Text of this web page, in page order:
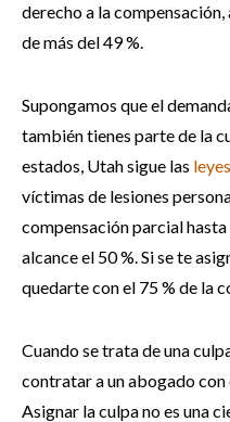
derecho a la
de más del 49 %.
Supongamos que el
también tienes parte de la
estados, Utah sigue las
víctimas de lesiones
compensación parcial
alcance el 50 %. Si se te
quedarte con el 75 % de la
Cuando se trata de una
contratar a un abogado
Asignar la culpa no es una